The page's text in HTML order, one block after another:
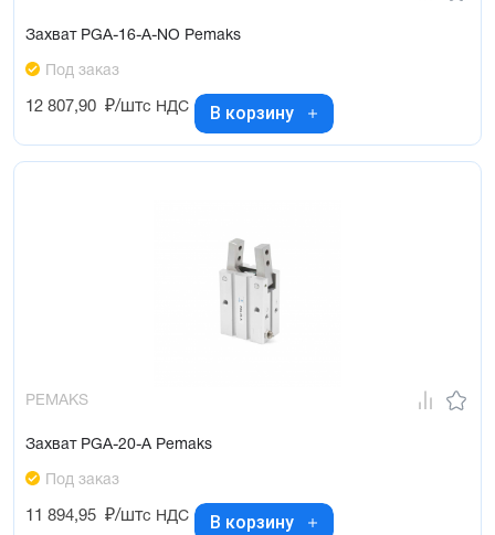
Захват PGA-16-A-NO Pemaks
Под заказ
12 807,90 ₽/штс НДС В корзину
PEMAKS
Захват PGA-20-A Pemaks
Под заказ
11 894,95 ₽/штс НДС В корзину